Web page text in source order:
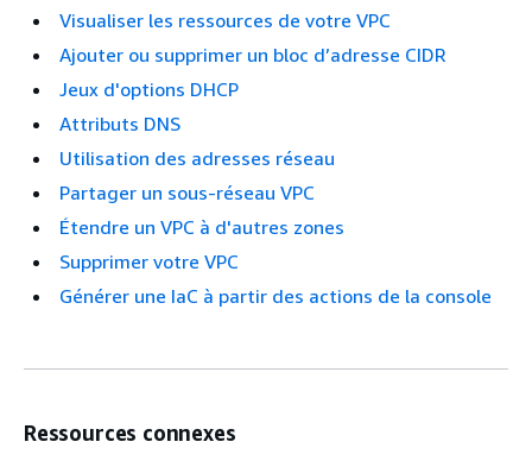
Visualiser les ressources de votre VPC
Ajouter ou supprimer un bloc d’adresse CIDR
Jeux d'options DHCP
Attributs DNS
Utilisation des adresses réseau
Partager un sous-réseau VPC
Étendre un VPC à d'autres zones
Supprimer votre VPC
Générer une IaC à partir des actions de la console
Ressources connexes